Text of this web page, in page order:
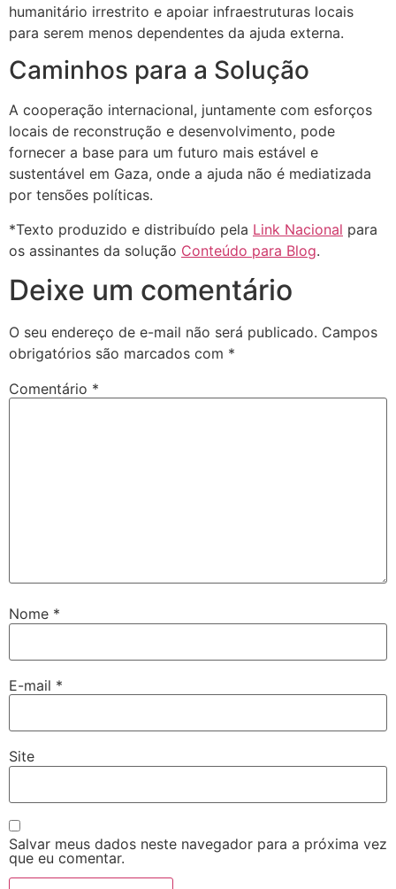
humanitário irrestrito e apoiar infraestruturas locais
para serem menos dependentes da ajuda externa.
Caminhos para a Solução
A cooperação internacional, juntamente com esforços
locais de reconstrução e desenvolvimento, pode
fornecer a base para um futuro mais estável e
sustentável em Gaza, onde a ajuda não é mediatizada
por tensões políticas.
*Texto produzido e distribuído pela Link Nacional para
os assinantes da solução Conteúdo para Blog.
Deixe um comentário
O seu endereço de e-mail não será publicado. Campos
obrigatórios são marcados com *
Comentário *
Nome *
E-mail *
Site
Salvar meus dados neste navegador para a próxima vez
que eu comentar.